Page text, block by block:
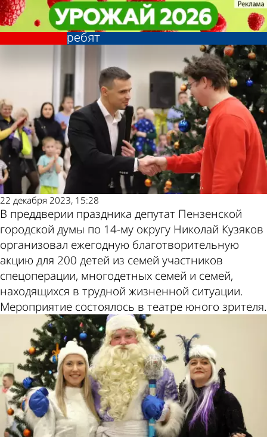
Николай Кузяков устроил
праздник для 200 пензенских
ребят
Общество
22 декабря 2023, 15:28
В преддверии праздника депутат Пензенской
городской думы по 14-му округу Николай Кузяков
организовал ежегодную благотворительную
акцию для 200 детей из семей участников
спецоперации, многодетных семей и семей,
находящихся в трудной жизненной ситуации.
Мероприятие состоялось в театре юного зрителя.
Николай Кузяков устроил
праздник для 200 пензенских
ребят
Общество
Другие новости
по теме
Погода и курсы
валют в Пензе